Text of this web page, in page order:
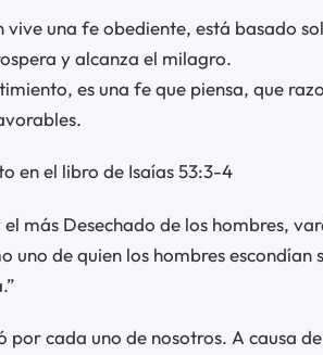
una fe obediente, está basado
y alcanza el milagro.
es una fe que piensa, que
en el libro de Isaías 53:3-4
el más Desechado de los hombres,
uno de quien los hombres escondían
por cada uno de nosotros. A causa